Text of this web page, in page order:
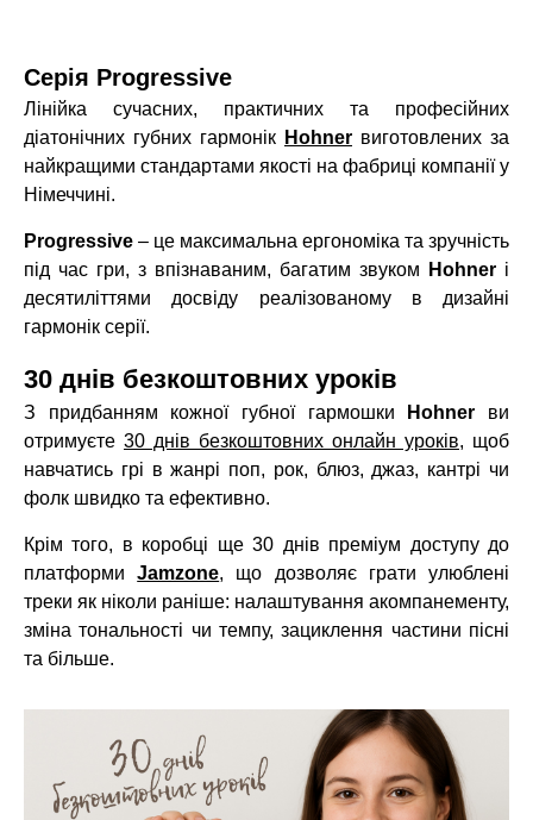
Серія Progressive
Лінійка сучасних, практичних та професійних
діатонічних губних гармонік Hohner виготовлених за
найкращими стандартами якості на фабриці компанії у
Німеччині.
Progressive – це максимальна ергономіка та зручність
під час гри, з впізнаваним, багатим звуком
Hohner і
десятиліттями досвіду реалізованому в дизайні
гармонік серії.
30 днів безкоштовних уроків
З придбанням кожної губної гармошки Hohner ви
отримуєте 30 днів безкоштовних онлайн уроків, щоб
навчатись грі в жанрі поп, рок, блюз, джаз, кантрі чи
фолк швидко та ефективно.
Крім того, в коробці ще 30 днів преміум доступу до
платформиJamzone, що дозволяє грати улюблені
треки як ніколи раніше: налаштування акомпанементу,
зміна тональності чи темпу, зациклення частини пісні
та більше.